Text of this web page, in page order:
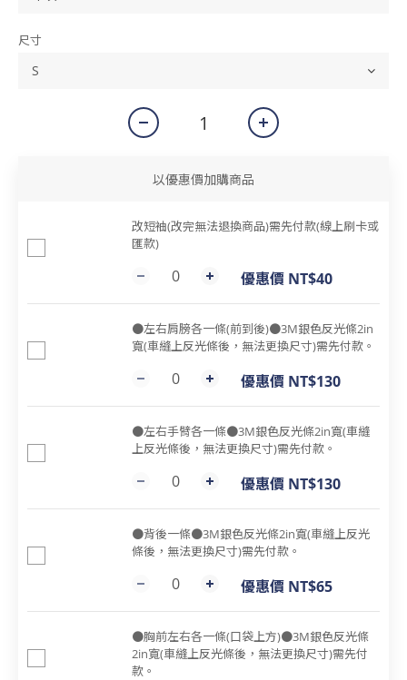
尺寸
以優惠價加購商品
改短袖(改完無法退換商品)需先付款(線上刷卡或
匯款)
優惠價 NT$40
●左右肩膀各一條(前到後)●3M銀色反光條2in
寬(車縫上反光條後，無法更換尺寸)需先付款。
優惠價 NT$130
●左右手臂各一條●3M銀色反光條2in寬(車縫
上反光條後，無法更換尺寸)需先付款。
優惠價 NT$130
●背後一條●3M銀色反光條2in寬(車縫上反光
條後，無法更換尺寸)需先付款。
優惠價 NT$65
●胸前左右各一條(口袋上方)●3M銀色反光條
2in寬(車縫上反光條後，無法更換尺寸)需先付
款。